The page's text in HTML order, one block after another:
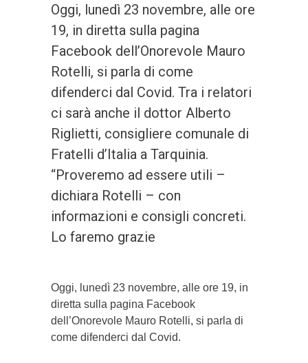
Oggi, lunedì 23 novembre, alle ore
19, in diretta sulla pagina
Facebook dell’Onorevole Mauro
Rotelli, si parla di come
difenderci dal Covid. Tra i relatori
ci sarà anche il dottor Alberto
Riglietti, consigliere comunale di
Fratelli d’Italia a Tarquinia.
“Proveremo ad essere utili –
dichiara Rotelli – con
informazioni e consigli concreti.
Lo faremo grazie
Oggi, lunedì 23 novembre, alle ore 19, in
diretta sulla pagina Facebook
dell’Onorevole Mauro Rotelli, si parla di
come difenderci dal Covid.